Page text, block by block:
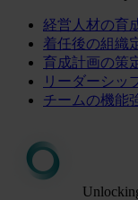
経営人材の育
着任後の組織
育成計画の策
リーダーシッ
チームの機能